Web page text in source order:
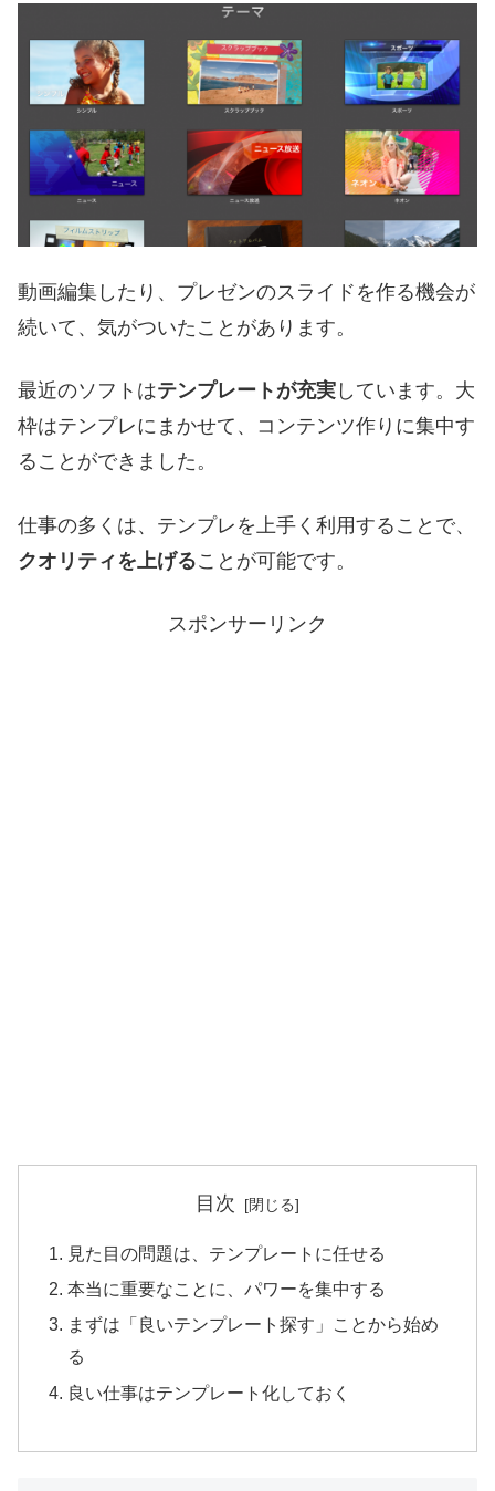
動画編集したり、プレゼンのスライドを作る機会が
続いて、気がついたことがあります。
最近のソフトはテンプレートが充実 しています。大
枠はテンプレにまかせて、コンテンツ作りに集中す
ることができました。
仕事の多くは、テンプレを上手く利用することで、
クオリティを上げることが可能です。
スポンサーリンク
目次
見た目の問題は、テンプレートに任せる
本当に重要なことに、パワーを集中する
まずは「良いテンプレート探す」ことから始め
る
良い仕事はテンプレート化しておく